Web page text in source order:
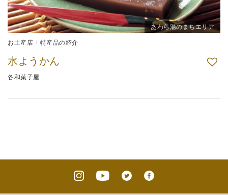
あわら湯のまちエリア
お土産店 特産品の紹介
水ようかん
各和菓子屋